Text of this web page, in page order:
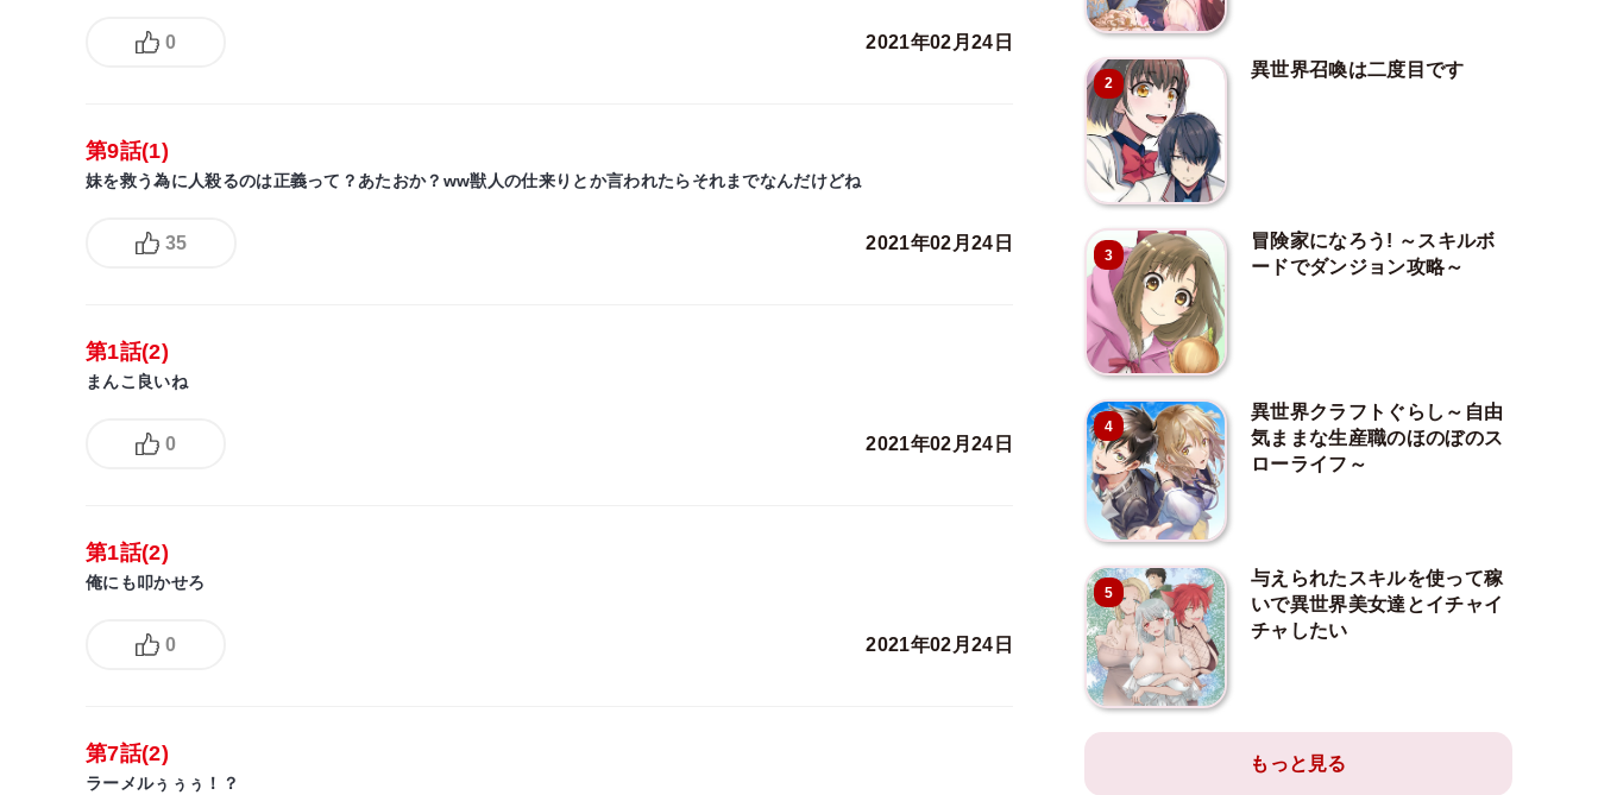
0 2021年02月24日
第9話(1)
妹を救う為に人殺るのは正義って？あたおか？ww獣人の仕来りとか言われたらそれまでなんだけどね
35 2021年02月24日
第1話(2)
まんこ良いね
0 2021年02月24日
第1話(2)
俺にも叩かせろ
0 2021年02月24日
第7話(2)
ラーメルぅぅぅ！？
2
異世界召喚は二度目です
3
冒険家になろう! ～スキルボ
ードでダンジョン攻略～
4
異世界クラフトぐらし～自由
気ままな生産職のほのぼのス
ローライフ～
5
与えられたスキルを使って稼
いで異世界美女達とイチャイ
チャしたい
もっと見る